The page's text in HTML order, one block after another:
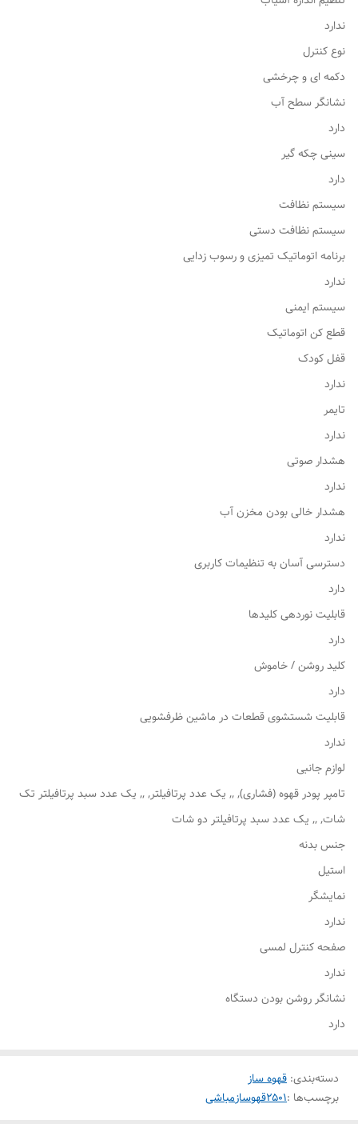
ندارد
نوع کنترل
دکمه ای و چرخشی
نشانگر سطح آب
دارد
سینی چکه گیر
دارد
سیستم نظافت
سیستم نظافت دستی
برنامه اتوماتیک تمیزی و رسوب زدایی
ندارد
سیستم ایمنی
قطع کن اتوماتیک
قفل کودک
ندارد
تایمر
ندارد
هشدار صوتی
ندارد
هشدار خالی بودن مخزن آب
ندارد
دسترسی آسان به تنظیمات کاربری
دارد
قابلیت نوردهی کلیدها
دارد
کلید روشن / خاموش
دارد
قابلیت شستشوی قطعات در ماشین ظرفشویی
ندارد
لوازم جانبی
تامپر پودر قهوه (فشاری), ,, یک عدد پرتافیلتر, ,, یک عدد سبد پرتافیلتر تک
شات, ,, یک عدد سبد پرتافیلتر دو شات
جنس بدنه
استیل
نمایشگر
ندارد
صفحه کنترل لمسی
ندارد
نشانگر روشن بودن دستگاه
دارد
دسته‌بندی: قهوه ساز
برچسب‌ها :۲۵۰۱قهوسازمباشی